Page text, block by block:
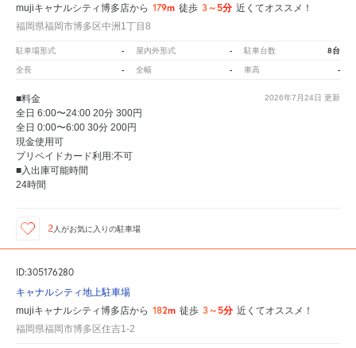
mujiキャナルシティ博多店から 179m 徒歩 3～5分 近くてオススメ！
福岡県福岡市博多区中洲1丁目8
駐車場形式 - 屋内外形式 - 駐車台数 8台
全長 - 全幅 - 車高 -
2026年7月24日 更新
■料金
全日 6:00〜24:00 20分 300円
全日 0:00〜6:00 30分 200円
現金使用可
プリペイドカード利用:不可
■入出庫可能時間
24時間
2 人がお気に入りの駐車場
ID:305176280
キャナルシティ地上駐車場
mujiキャナルシティ博多店から 182m 徒歩 3～5分 近くてオススメ！
福岡県福岡市博多区住吉1-2